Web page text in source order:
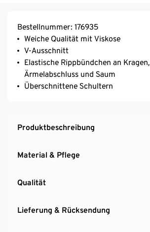
Bestellnummer: 176935
Weiche Qualität mit Viskose
V-Ausschnitt
Elastische Rippbündchen an Kragen,
Ärmelabschluss und Saum
Überschnittene Schultern
Produktbeschreibung
Material & Pflege
Qualität
Lieferung & Rücksendung